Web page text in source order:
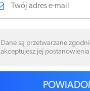
Dane są przetwarzane
akceptujesz jej